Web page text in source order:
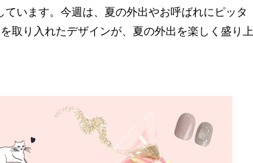
います。今週は、夏の外出やお呼ばれにピッタ
取り入れたデザインが、夏の外出を楽しく盛り上